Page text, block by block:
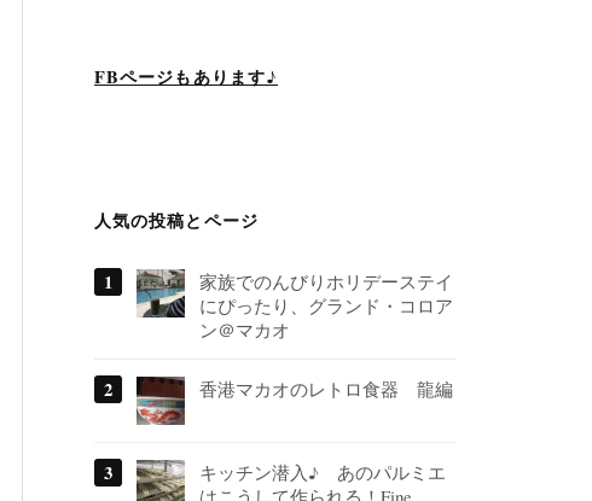
FBページもあります♪
人気の投稿とページ
家族でのんびりホリデーステイ
にぴったり、グランド・コロア
ン＠マカオ
香港マカオのレトロ食器 龍編
キッチン潜入♪ あのパルミエ
はこうして作られる！Fine